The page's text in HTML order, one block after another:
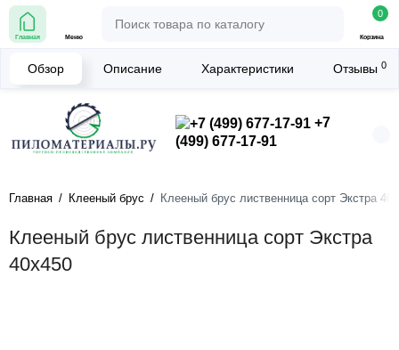
+7
(499) 677-17-91
Главная Меню
0
Корзина
Главная Клееный брус Клееный брус лиственница сорт Экстра
Клееный брус лиственница сорт Экстра
40х450
Обзор Описание Характеристики Отзывы 0